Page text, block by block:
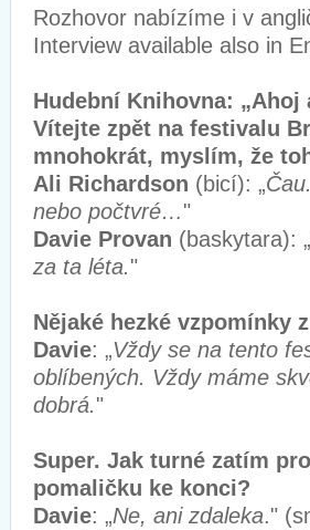
Rozhovor nabízíme i v
Interview available also in
Hudební Knihovna: „Ahoj
Vítejte zpět na festivalu
mnohokrát, myslím, že
Ali Richardson (bicí): „
nebo počtvré…"
Davie Provan (baskytara): „
za ta léta."
Nějaké hezké vzpomínky
Davie: „Vždy se na tento
oblíbených. Vždy máme
dobrá."
Super. Jak turné zatím
pomaličku ke konci?
Davie: „Ne, ani zdaleka."